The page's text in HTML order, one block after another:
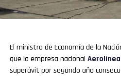
El ministro de Economía de la
que la empresa nacional
superávit por segundo año